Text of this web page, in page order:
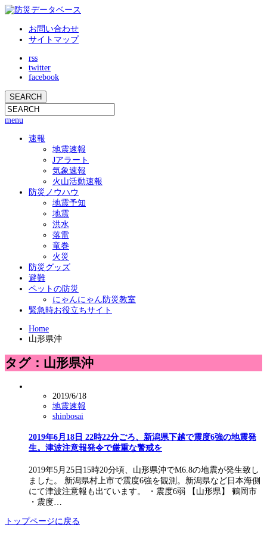
お問い合わせ
サイトマップ
rss
twitter
facebook
menu
速報
地震速報
Jアラート
気象速報
火山活動速報
防災ノウハウ
地震予知
地震
洪水
落雷
竜巻
火災
防災グッズ
避難
ペットの防災
にゃんにゃん防災教室
緊急時お役立ちサイト
Home
山形県沖
タグ：山形県沖
2019/6/18
地震速報
shinbosai
2019年6月18日 22時22分ごろ、新潟県下越で震度6強の地震発
生。津波注意報発令で厳重な警戒を
2019年5月25日15時20分頃、山形県沖でM6.8の地震が発生致し
ました。 新潟県村上市で震度6強を観測。新潟県など日本海側
にて津波注意報も出ています。 ・震度6弱 【山形県】 鶴岡市
・震度…
トップページに戻る